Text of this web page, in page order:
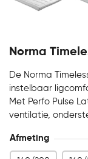
Norma
De Norma
instelbaar
Met Perfo Pulse
ventilatie,
Afmeting